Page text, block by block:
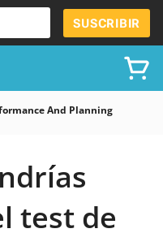
SUSCRIBIR
And Planning
test de